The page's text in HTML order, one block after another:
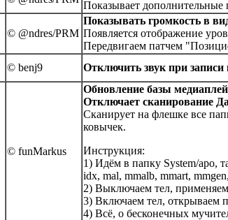
Показывает дополнительные
© @ndres/PRM
Показывать громкость в
Появляется отображение
Передвигаем патчем
© benj9 Отключить звук при записи
© funMarkus
Обновление базы
Отключает сканирование
Сканирует на флешке все
ковычек.
Инструкция:
1) Идём в папку System/apo,
idx, mal, mmalb, mmart,
2) Выключаем тел,
3) Включаем тел, открываем
4) Всё, о бесконечных